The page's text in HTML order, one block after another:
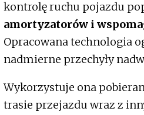
kontrolę ruchu pojazdu
amortyzatorów i
Opracowana technologia
nadmierne przechyły
Wykorzystuje ona
trasie przejazdu wraz z